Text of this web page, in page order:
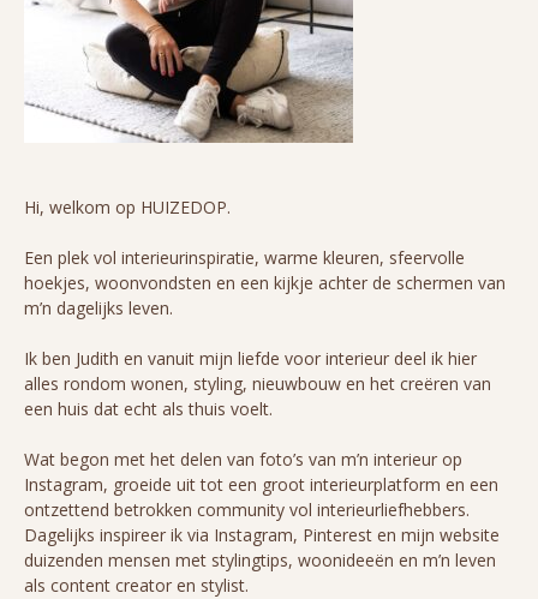
Hi, welkom op HUIZEDOP.
Een plek vol interieurinspiratie, warme kleuren, sfeervolle
hoekjes, woonvondsten en een kijkje achter de schermen van
m’n dagelijks leven.
Ik ben Judith en vanuit mijn liefde voor interieur deel ik hier
alles rondom wonen, styling, nieuwbouw en het creëren van
een huis dat echt als thuis voelt.
Wat begon met het delen van foto’s van m’n interieur op
Instagram, groeide uit tot een groot interieurplatform en een
ontzettend betrokken community vol interieurliefhebbers.
Dagelijks inspireer ik via Instagram, Pinterest en mijn website
duizenden mensen met stylingtips, woonideeën en m’n leven
als content creator en stylist.